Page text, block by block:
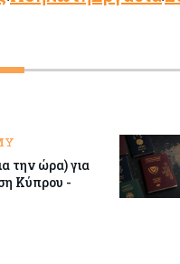
την ώρα) για
Κύπρου -